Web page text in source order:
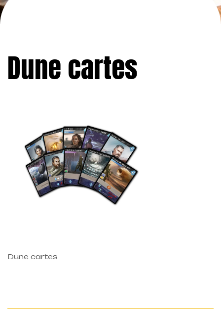
Dune cartes
Dune cartes